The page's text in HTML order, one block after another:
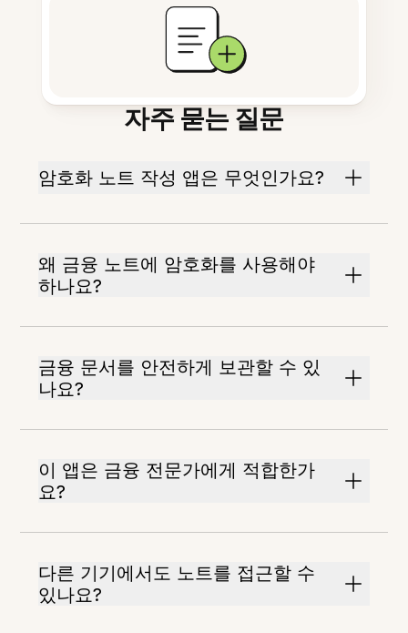
자주 묻는 질문
암호화 노트 작성 앱은 무엇인가요?
왜 금융 노트에 암호화를 사용해야
하나요?
금융 문서를 안전하게 보관할 수 있
나요?
이 앱은 금융 전문가에게 적합한가
요?
다른 기기에서도 노트를 접근할 수
있나요?